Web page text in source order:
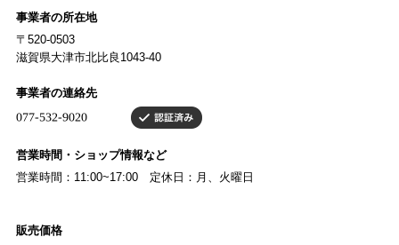
事業者の所在地
〒520-0503
滋賀県大津市北比良1043-40
事業者の連絡先
営業時間・ショップ情報など
営業時間：11:00~17:00 定休日：月、火曜日
販売価格